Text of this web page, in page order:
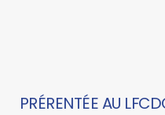
PRÉRENTÉE AU